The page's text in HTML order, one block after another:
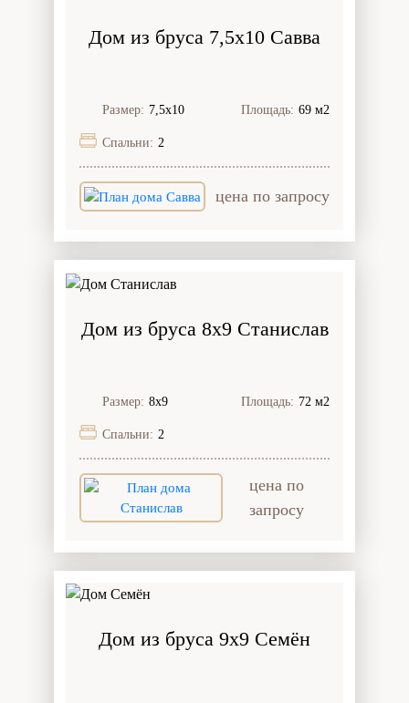
Дом из бруса 7,5x10 Савва
Размер: 7,5х10 Площадь: 69 м2
Спальни: 2
цена по запросу
Дом из бруса 8x9 Станислав
Размер: 8х9 Площадь: 72 м2
Спальни: 2
цена по
запросу
Дом из бруса 9x9 Семён